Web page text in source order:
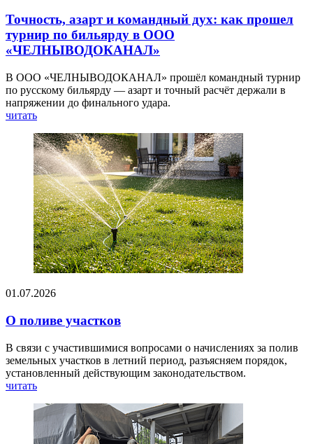
Точность, азарт и командный дух: как прошел
турнир по бильярду в ООО
«ЧЕЛНЫВОДОКАНАЛ»
В ООО «ЧЕЛНЫВОДОКАНАЛ» прошёл командный турнир
по русскому бильярду — азарт и точный расчёт держали в
напряжении до финального удара.
читать
01.07.2026
О поливе участков
В связи с участившимися вопросами о начислениях за полив
земельных участков в летний период, разъясняем порядок,
установленный действующим законодательством.
читать